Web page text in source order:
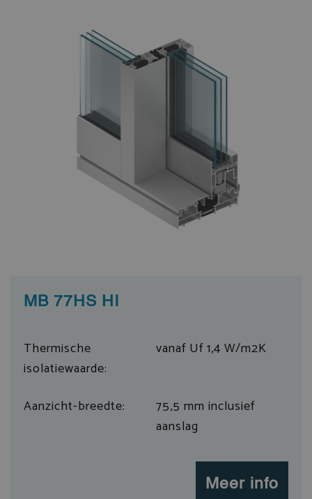
MB 77HS HI
Thermische
isolatiewaarde:
vanaf Uf 1,4 W/m2K
Aanzicht-breedte:
75,5 mm inclusief
aanslag
Meer info